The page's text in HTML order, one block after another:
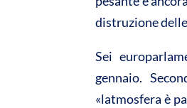
distruzione
Sei
gennaio.
«latmosfera è